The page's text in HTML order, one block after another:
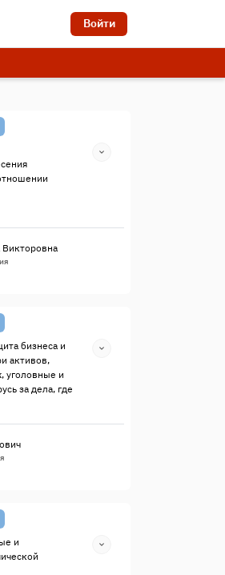
Войти
Викторовна
бизнеса и
активов,
уголовные и
за дела, где
и